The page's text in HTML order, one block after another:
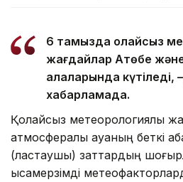
6 тамызда қолайсыз
жағдайлар Ақтөбе
қалаларында күтіледі,
хабарламада.
Қолайсыз метеорологиялық
атмосфералық ауаның беткі
(ластаушы) заттардың
қысқамерзімді